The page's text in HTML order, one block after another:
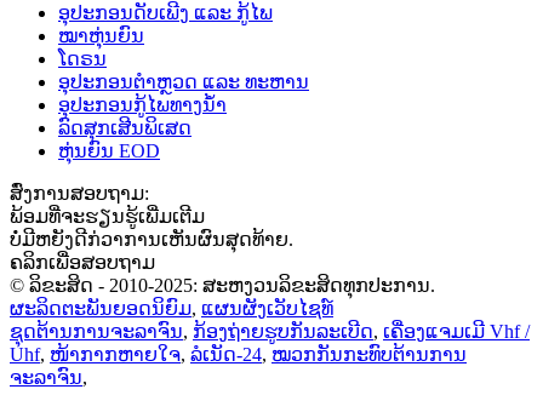
ອຸປະກອນດັບເພີງ ແລະ ກູ້ໄພ
ໝາຫຸ່ນຍົນ
ໂດຣນ
ອຸປະກອນຕຳຫຼວດ ແລະ ທະຫານ
ອຸປະກອນກູ້ໄພທາງນ້ຳ
ລົດສຸກເສີນພິເສດ
ຫຸ່ນຍົນ EOD
ສົ່ງການສອບຖາມ:
ພ້ອມທີ່ຈະຮຽນຮູ້ເພີ່ມເຕີມ
ບໍ່ມີຫຍັງດີກ່ວາການເຫັນຜົນສຸດທ້າຍ.
ຄລິກເພື່ອສອບຖາມ
© ລິຂະສິດ - 2010-2025: ສະຫງວນລິຂະສິດທຸກປະການ.
ຜະລິດຕະພັນຍອດນິຍົມ, ແຜນຜັງເວັບໄຊທ໌
ຊຸດຕ້ານການຈະລາຈົນ, ກ້ອງຖ່າຍຮູບກັນລະເບີດ, ເຄື່ອງແຈມເມີ Vhf /
Uhf, ໜ້າກາກຫາຍໃຈ, ລໍເນັດ-24, ໝວກກັນກະທົບຕ້ານການ
ຈະລາຈົນ,